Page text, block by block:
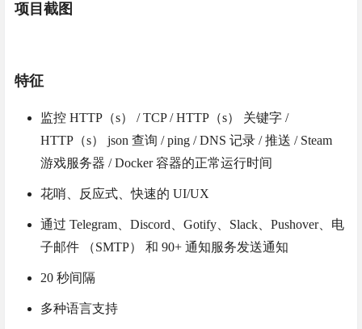
项目截图
特征
监控 HTTP（s） / TCP / HTTP（s） 关键字 /
HTTP（s） json 查询 / ping / DNS 记录 / 推送 / Steam
游戏服务器 / Docker 容器的正常运行时间
花哨、反应式、快速的 UI/UX
通过 Telegram、Discord、Gotify、Slack、Pushover、电
子邮件 （SMTP） 和 90+ 通知服务发送通知
20 秒间隔
多种语言支持